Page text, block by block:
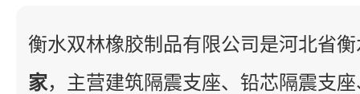
衡水双林橡胶制品有限公司是河北省
家，主营建筑隔震支座、铅芯隔震支